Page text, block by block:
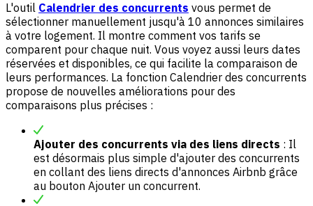
L'outil Calendrier des concurrents vous permet de
sélectionner manuellement jusqu'à 10 annonces similaires
à votre logement. Il montre comment vos tarifs se
comparent pour chaque nuit. Vous voyez aussi leurs dates
réservées et disponibles, ce qui facilite la comparaison de
leurs performances. La fonction Calendrier des concurrents
propose de nouvelles améliorations pour des
comparaisons plus précises :
Ajouter des concurrents via des liens directs : Il
est désormais plus simple d'ajouter des concurrents
en collant des liens directs d'annonces Airbnb grâce
au bouton Ajouter un concurrent.